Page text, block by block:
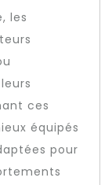
les
ces
équipés
pour